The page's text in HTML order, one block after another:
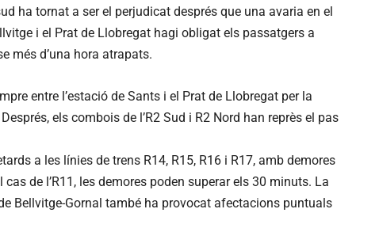
ha tornat a ser el perjudicat després que una avaria en el
i el Prat de Llobregat hagi obligat els passatgers a
més d’una hora atrapats.
entre l’estació de Sants i el Prat de Llobregat per la
els combois de l’R2 Sud i R2 Nord han reprès el pas
a les línies de trens R14, R15, R16 i R17, amb demores
de l’R11, les demores poden superar els 30 minuts. La
Bellvitge-Gornal també ha provocat afectacions puntuals